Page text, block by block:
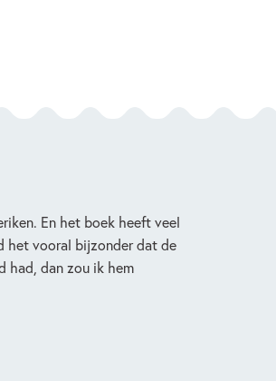
En het boek heeft veel
het vooral bijzonder dat de
had, dan zou ik hem